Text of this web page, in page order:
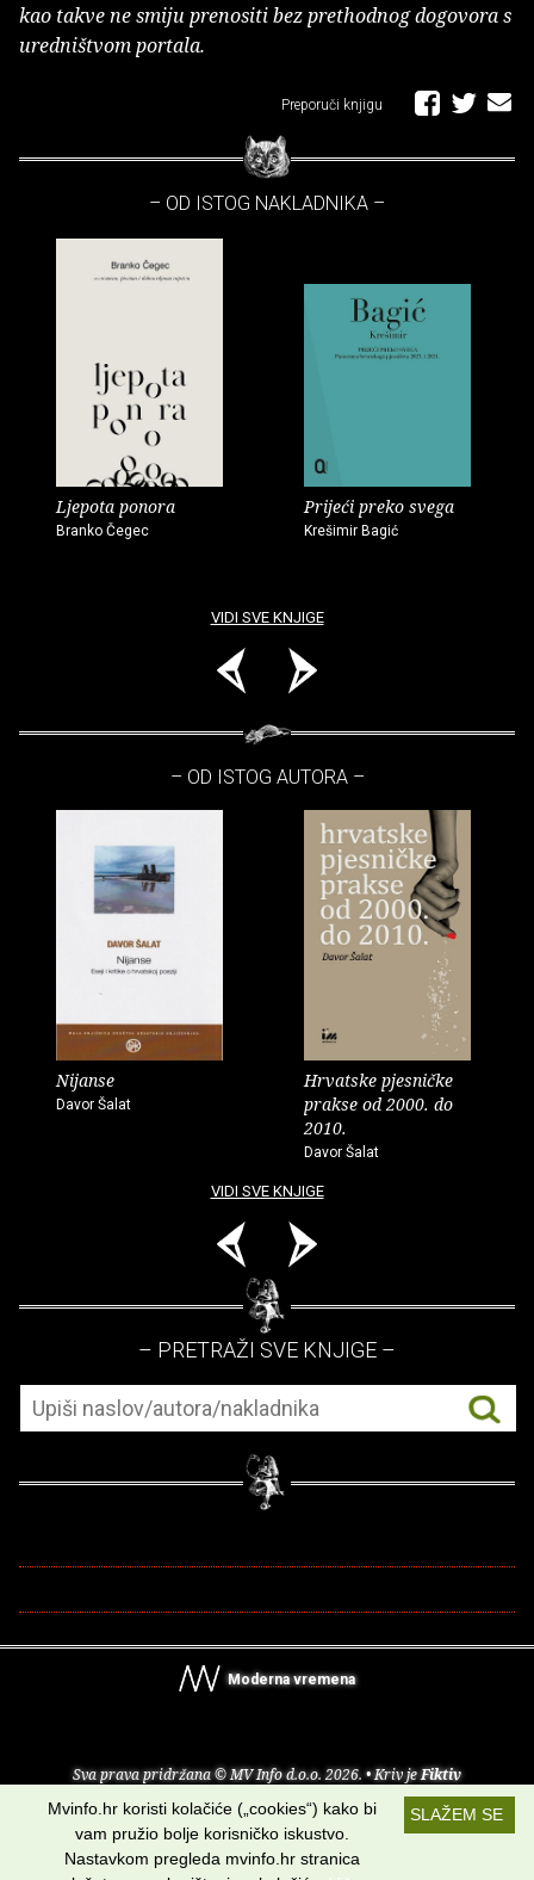
kao takve ne smiju prenositi bez prethodnog dogovora s
uredništvom portala.
Preporuči knjigu
– OD ISTOG NAKLADNIKA –
Ljepota ponora
Branko Čegec
Prijeći preko svega
Krešimir Bagić
VIDI SVE KNJIGE
– OD ISTOG AUTORA –
Nijanse
Davor Šalat
Hrvatske pjesničke
prakse od 2000. do
2010.
Davor Šalat
VIDI SVE KNJIGE
– PRETRAŽI SVE KNJIGE –
Moderna vremena
Sva prava pridržana © MV Info d.o.o. 2026. • Kriv jeFiktiv
Uvjeti korištenja RSS kanali
Potraži nas na:
SLAŽEM SE
Mvinfo.hr koristi kolačiće („cookies“) kako bi
vam pružio bolje korisničko iskustvo.
Nastavkom pregleda mvinfo.hr stranica